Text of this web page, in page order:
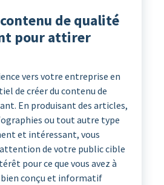
de qualité
pour attirer
vers votre entreprise en
de créer du contenu de
En produisant des articles,
ou tout autre type
et intéressant, vous
de votre public cible
pour ce que vous avez à
conçu et informatif